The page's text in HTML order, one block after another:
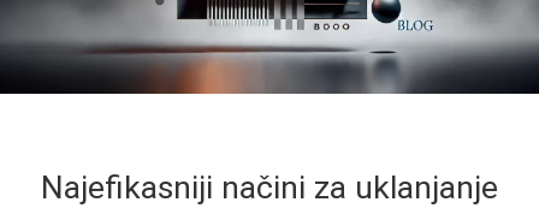
Najefikasniji načini za uklanjanje